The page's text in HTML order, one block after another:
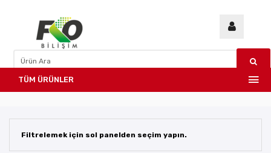
TÜM ÜRÜNLER
Filtrelemek için sol panelden seçim yapın.